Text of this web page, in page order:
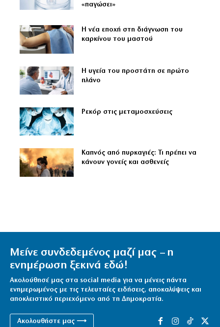
«παγώσει»
Η νέα εποχή στη διάγνωση του
καρκίνου του μαστού
Η υγεία του προστάτη σε πρώτο
πλάνο
Ρεκόρ στις μεταμοσχεύσεις
Καπνός από πυρκαγιές: Τι πρέπει να
κάνουν γονείς και ασθενείς
Μείνε συνδεδεμένος μαζί μας – η
ενημέρωση ξεκινά εδώ!
Ακολούθησέ μας στα social media για να μένεις πάντα
ενημερωμένος με τις τελευταίες ειδήσεις, αποκαλύψεις και
αποκλειστικό περιεχόμενο από τη Δημοκρατία.
Ακολουθήστε μας ⟶